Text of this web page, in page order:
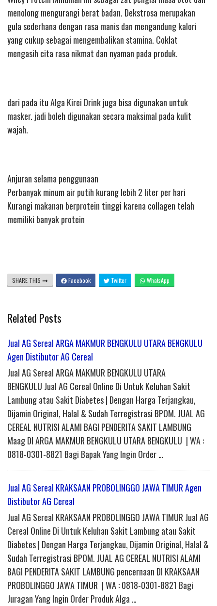
menolong mengurangi berat badan. Dekstrosa merupakan
gula sederhana dengan rasa manis dan mengandung kalori
yang cukup sebagai mengembalikan stamina. Coklat
mengasih cita rasa nikmat dan nyaman pada produk.
dari pada itu Alga Kirei Drink juga bisa digunakan untuk
masker. jadi boleh digunakan secara maksimal pada kulit
wajah.
Anjuran selama penggunaan
Perbanyak minum air putih kurang lebih 2 liter per hari
Kurangi makanan berprotein tinggi karena collagen telah
memiliki banyak protein
SHARE THIS Facebook Twitter WhatsApp
Related Posts
Jual AG Sereal ARGA MAKMUR BENGKULU UTARA BENGKULU
Agen Distibutor AG Cereal
Jual AG Sereal ARGA MAKMUR BENGKULU UTARA
BENGKULU Jual AG Cereal Online Di Untuk Keluhan Sakit
Lambung atau Sakit Diabetes | Dengan Harga Terjangkau,
Dijamin Original, Halal & Sudah Terregistrasi BPOM. JUAL AG
CEREAL NUTRISI ALAMI BAGI PENDERITA SAKIT LAMBUNG
Maag DI ARGA MAKMUR BENGKULU UTARA BENGKULU | WA :
0818-0301-8821 Bagi Bapak Yang Ingin Order …
Jual AG Sereal KRAKSAAN PROBOLINGGO JAWA TIMUR Agen
Distibutor AG Cereal
Jual AG Sereal KRAKSAAN PROBOLINGGO JAWA TIMUR Jual AG
Cereal Online Di Untuk Keluhan Sakit Lambung atau Sakit
Diabetes | Dengan Harga Terjangkau, Dijamin Original, Halal &
Sudah Terregistrasi BPOM. JUAL AG CEREAL NUTRISI ALAMI
BAGI PENDERITA SAKIT LAMBUNG pencernaan DI KRAKSAAN
PROBOLINGGO JAWA TIMUR | WA : 0818-0301-8821 Bagi
Juragan Yang Ingin Order Produk Alga …